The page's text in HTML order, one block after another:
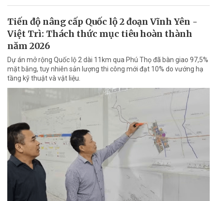
Tiến độ nâng cấp Quốc lộ 2 đoạn Vĩnh Yên -
Việt Trì: Thách thức mục tiêu hoàn thành
năm 2026
Dự án mở rộng Quốc lộ 2 dài 11km qua Phú Thọ đã bàn giao 97,5%
mặt bằng, tuy nhiên sản lượng thi công mới đạt 10% do vướng hạ
tầng kỹ thuật và vật liệu.